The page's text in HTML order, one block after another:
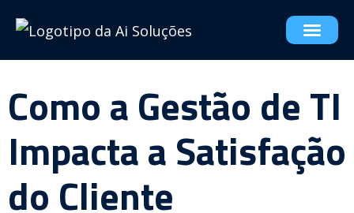
Como a Gestão de TI
Impacta a Satisfação
do Cliente